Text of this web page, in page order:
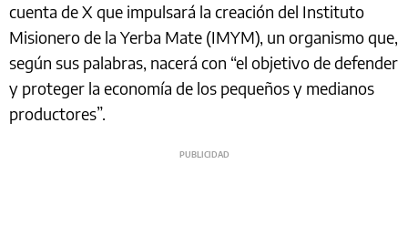
cuenta de X que impulsará la creación del Instituto
Misionero de la Yerba Mate (IMYM), un organismo que,
según sus palabras, nacerá con “el objetivo de defender
y proteger la economía de los pequeños y medianos
productores”.